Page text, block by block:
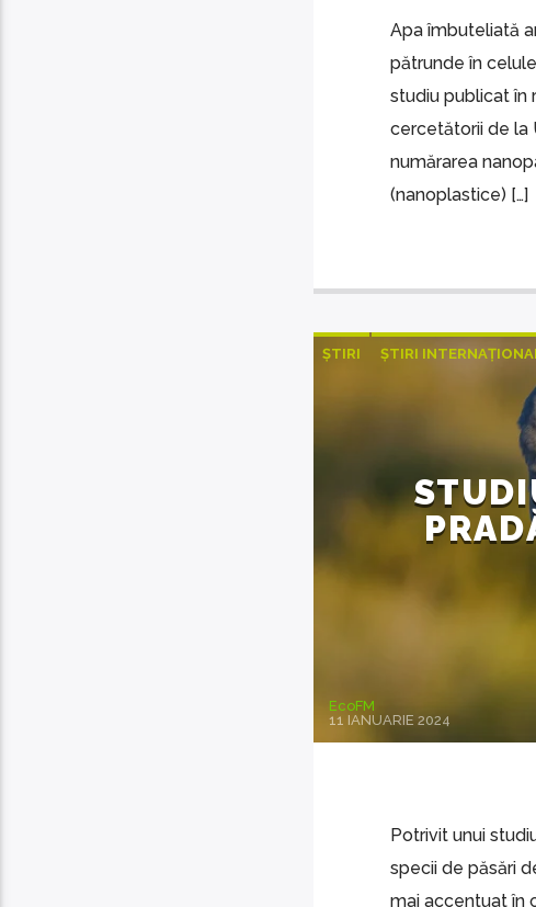
Apa îmbuteliată
pătrunde în
studiu publicat în
cercetătorii de la
numărarea
(nanoplastice) […]
ȘTIRI ȘTIRI
EcoFM
11 IANUARIE 2024
Potrivit unui
specii de păsări
mai accentuat în